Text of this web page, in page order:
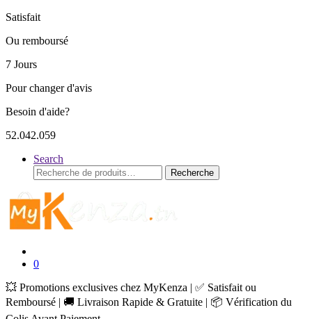
Satisfait
Ou remboursé
7 Jours
Pour changer d'avis
Besoin d'aide?
52.042.059
Search
Recherche
pour :
Recherche
0
💥 Promotions exclusives chez MyKenza | ✅ Satisfait ou
Remboursé | 🚚 Livraison Rapide & Gratuite | 📦 Vérification du